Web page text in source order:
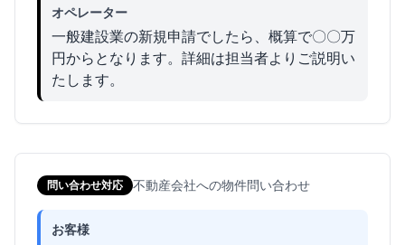
オペレーター
一般建設業の新規申請でしたら、概算で〇〇万
円からとなります。詳細は担当者よりご説明い
たします。
問い合わせ対応 不動産会社への物件問い合わせ
お客様